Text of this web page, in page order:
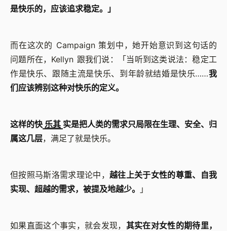
是快乐的，应该追求稳定。」
而在这次的 Campaign 策划中，她开始意识到这句话的
问题所在，Kellyn 跟我们说：「当听到这类说法：稳定工
作是快乐、跟随主流是快乐、到年龄就结婚是快乐……我
们应该辨别这种对快乐的定义。
这样的快 乐其 实是把人类的需求只局限在生理、安全、归
属这几层，满足了就是快乐。
但按照马斯洛需求理论中， 越往上关于女性的尊重、自我
实现、超越的需求，被提及地越少。
」
如果直面这个事实，就会发现， 其实在对女性的期待里，